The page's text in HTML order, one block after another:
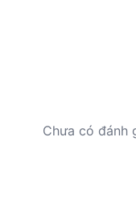
Chưa có đánh